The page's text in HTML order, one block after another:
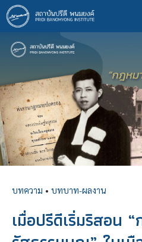
ข้าม
ไป
ยัง
เนื้อหา
บทความ • บทบาท-ผลงาน
เมื่อปรีดีเริ่มริสอน